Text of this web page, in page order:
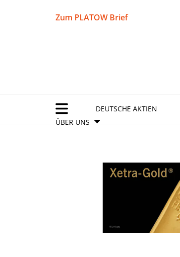
Zum PLATOW Brief
DEUTSCHE AKTIEN
ÜBER UNS